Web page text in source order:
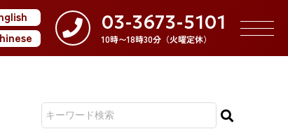
03-3673-5101
10時〜18時30分（火曜定休）